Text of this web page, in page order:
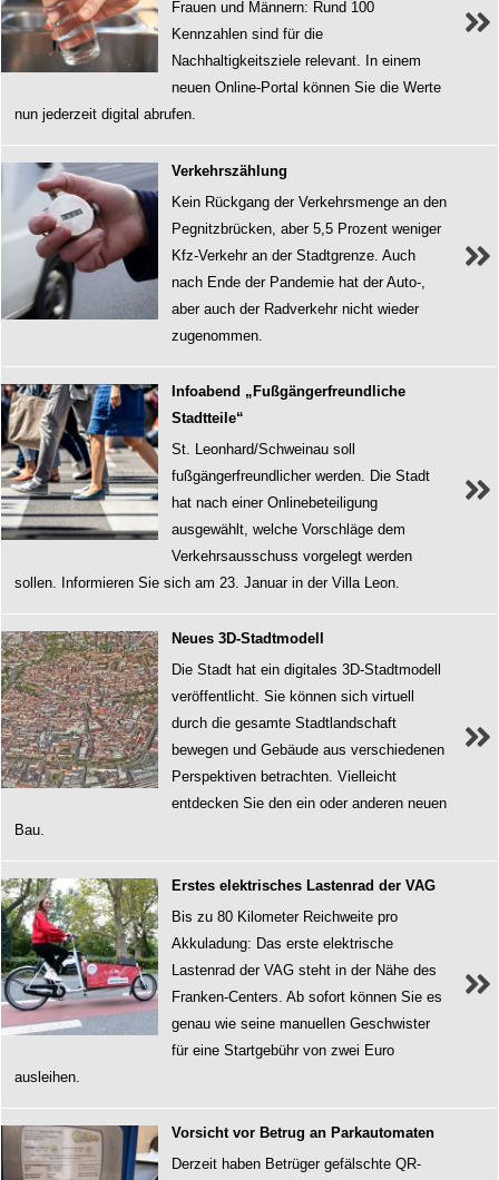
Frauen und Männern: Rund 100
Kennzahlen sind für die
Nachhaltigkeitsziele relevant. In einem
neuen Online-Portal können Sie die Werte
nun jederzeit digital abrufen.
Verkehrszählung
Kein Rückgang der Verkehrsmenge an den
Pegnitzbrücken, aber 5,5 Prozent weniger
Kfz-Verkehr an der Stadtgrenze. Auch
nach Ende der Pandemie hat der Auto-,
aber auch der Radverkehr nicht wieder
zugenommen.
Infoabend „Fußgängerfreundliche
Stadtteile“
St. Leonhard/Schweinau soll
fußgängerfreundlicher werden. Die Stadt
hat nach einer Onlinebeteiligung
ausgewählt, welche Vorschläge dem
Verkehrsausschuss vorgelegt werden
sollen. Informieren Sie sich am 23. Januar in der Villa Leon.
Neues 3D-Stadtmodell
Die Stadt hat ein digitales 3D-Stadtmodell
veröffentlicht. Sie können sich virtuell
durch die gesamte Stadtlandschaft
bewegen und Gebäude aus verschiedenen
Perspektiven betrachten. Vielleicht
entdecken Sie den ein oder anderen neuen
Bau.
Erstes elektrisches Lastenrad der VAG
Bis zu 80 Kilometer Reichweite pro
Akkuladung: Das erste elektrische
Lastenrad der VAG steht in der Nähe des
Franken-Centers. Ab sofort können Sie es
genau wie seine manuellen Geschwister
für eine Startgebühr von zwei Euro
ausleihen.
Vorsicht vor Betrug an Parkautomaten
Derzeit haben Betrüger gefälschte QR-